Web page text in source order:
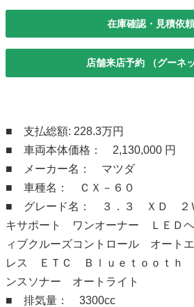
在庫確認・見積依
店舗来店予約 （グーネ
■ 支払総額: 228.3万円
■ 車両本体価格： 2,130,000 円
■ メーカー名： マツダ
■ 車種名： ＣＸ－６０
■ グレード名： ３．３ ＸＤ ２
キサポート ワンオーナー ＬＥＤ
ィブクルーズコントロール オー
レス ＥＴＣ Ｂｌｕｅｔｏｏｔｈ
ンスソナー オートライト
■ 排気量： 3300cc